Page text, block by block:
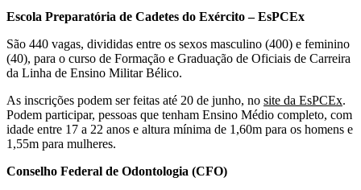
Escola Preparatória de Cadetes do Exército – EsPCEx
São 440 vagas, divididas entre os sexos masculino (400) e feminino
(40), para o curso de Formação e Graduação de Oficiais de Carreira
da Linha de Ensino Militar Bélico.
As inscrições podem ser feitas até 20 de junho, no site da EsPCEx.
Podem participar, pessoas que tenham Ensino Médio completo, com
idade entre 17 a 22 anos e altura mínima de 1,60m para os homens e
1,55m para mulheres.
Conselho Federal de Odontologia (CFO)